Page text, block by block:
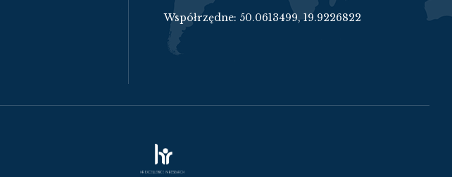
Współrzędne: 50.0613499, 19.9226822